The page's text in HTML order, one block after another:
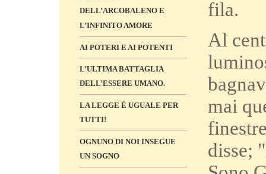
DELL’ARCOBALENO E
L’INFINITO AMORE
AI POTERI E AI POTENTI
L’ULTIMA BATTAGLIA
DELL’ESSERE UMANO.
LA LEGGE É UGUALE PER
TUTTI!
OGNUNO DI NOI INSEGUE
UN SOGNO
fila.
Al
mai
disse;